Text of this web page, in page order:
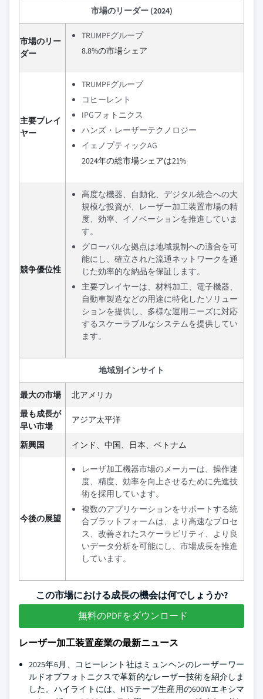
市場のリーダー (2024)
市場のリー
ダー
TRUMPFグループ
8.8%の市場シェア
主要プレイ
ヤー
TRUMPFグループ
コヒーレント
IPGフォトニクス
ハンズ・レーザーテクノロジー
イェノプティックAG
2024年の総市場シェアは21%
競争優位性
高度な機器、自動化、デジタル統合への大
規模な投資が、レーザー加工装置市場の精
度、効率、イノベーションを推進していま
す。
グローバルな拠点は地域規制への適合を可
能にし、確立された流通ネットワークを通
じた効率的な納品を保証します。
主要プレイヤーは、材料加工、電子機器、
自動車製造などの用途に特化したソリュー
ションを提供し、多様な運用ニーズに対応
するスケーラブルなシステムを提供してい
ます。
地域別インサイト
最大の市場
北アメリカ
最も成長が
早い市場
アジア太平洋
新興国 インド、中国、日本、ベトナム
今後の展望
レーザ加工機器市場のメーカーは、操作速
度、精度、効率を向上させるために先進技
術を採用しています。
複数のアプリケーションをサポートする統
合プラットフォームは、より高速なプロセ
ス、改善されたスケーラビリティ、より良
いデータ分析を可能にし、市場成長を推進
しています。
この市場における成長の機会は何でしょうか?
無料のPDFをダウンロード
レーザー加工装置産業の最新ニュース
2025年6月、コヒーレント社はミュンヘンのレーザーワー
ルドオブフォトニクスで革新的なレーザー技術を紹介しま
した。ハイライトには、HTSテープ生産用の600Wエキシマ